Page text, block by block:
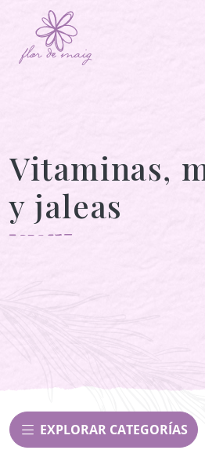
Vitaminas,
y jaleas
EXPLORAR CATEGORÍAS